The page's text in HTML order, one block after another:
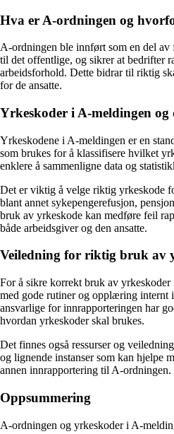
Hva er A-ordningen og
A-ordningen ble innført som en del
til det offentlige, og sikrer at bedrifter
arbeidsforhold. Dette bidrar til riktig
for de ansatte.
Yrkeskoder i A-meldingen og
Yrkeskodene i A-meldingen er en
som brukes for å klassifisere hvilket
enklere å sammenligne data og
Det er viktig å velge riktig yrkeskode
blant annet sykepengerefusjon,
bruk av yrkeskode kan medføre feil
både arbeidsgiver og den ansatte.
Veiledning for riktig bruk av
For å sikre korrekt bruk av
med gode rutiner og opplæring internt
ansvarlige for innrapporteringen har
hvordan yrkeskoder skal brukes.
Det finnes også ressurser og
og lignende instanser som kan hjelpe
annen innrapportering til A-ordningen.
Oppsummering
A-ordningen og yrkeskoder i A-